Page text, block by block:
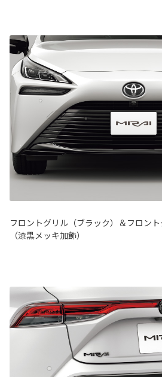
フロントグリル（ブラック）＆フロン
（漆黒メッキ加飾）